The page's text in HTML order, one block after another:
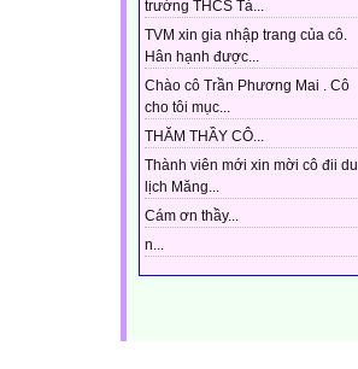
trường THCS Tả...
TVM xin gia nhập trang của cô.
Hân hạnh được...
Chào cô Trần Phương Mai . Cô
cho tôi mục...
THĂM THẦY CÔ...
Thành viên mới xin mời cô đii du
lịch Măng...
Cám ơn thầy...
n...